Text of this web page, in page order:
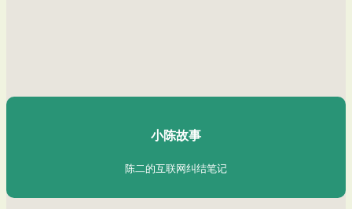
陈二Chenèr
小陈故事
陈二的互联网纠结笔记